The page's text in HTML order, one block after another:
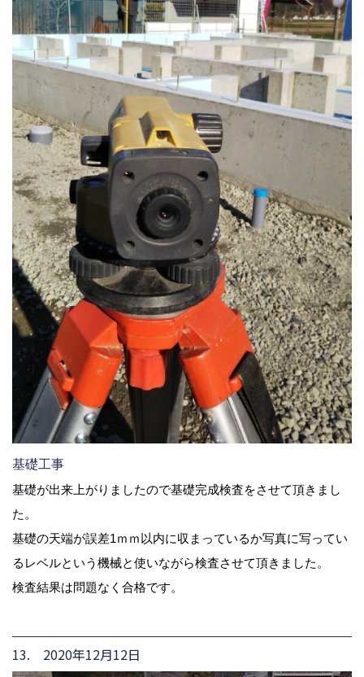
基礎工事
基礎が出来上がりましたので基礎完成検査をさせて頂きまし
た。
基礎の天端が誤差1ｍｍ以内に収まっているか写真に写ってい
るレベルという機械と使いながら検査させて頂きました。
検査結果は問題なく合格です。
13. 2020年12月12日